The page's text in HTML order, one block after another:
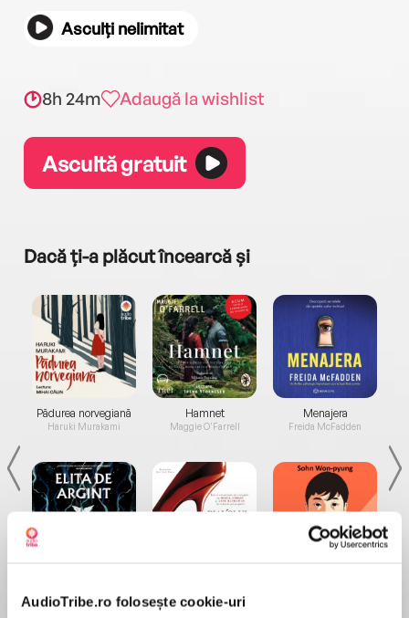
AudioTribe.ro folosește cookie-uri
Asculți nelimitat
8h 24m Adaugă la wishlist
Ascultă gratuit
Dacă ți-a plăcut încearcă și
Pădurea norvegiană
Haruki Murakami
de...
Dani Francis
Hamnet
Maggie O'Farrell
la...
Lauren Weisberger
Menajera
Freida McFadden